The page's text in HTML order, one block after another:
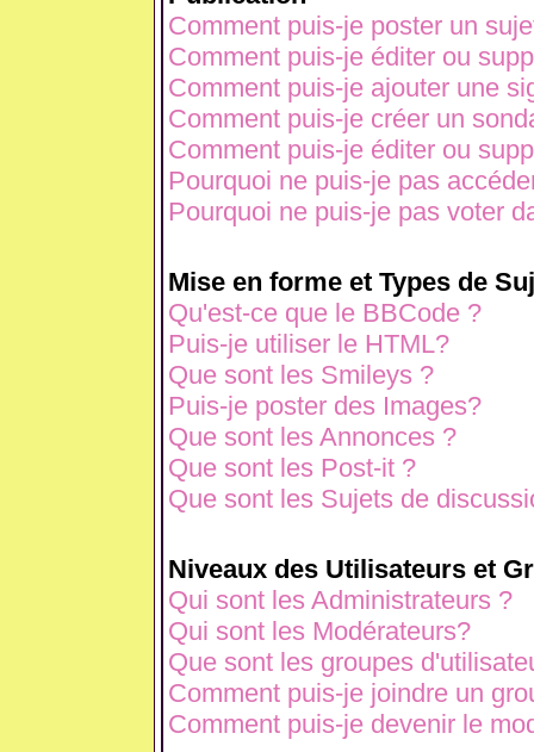
Comment puis-je poster un
Comment puis-je éditer ou
Comment puis-je ajouter une
Comment puis-je créer un
Comment puis-je éditer ou
Pourquoi ne puis-je pas
Pourquoi ne puis-je pas voter
Mise en forme et Types de
Qu'est-ce que le BBCode ?
Puis-je utiliser le HTML?
Que sont les Smileys ?
Puis-je poster des Images?
Que sont les Annonces ?
Que sont les Post-it ?
Que sont les Sujets de
Niveaux des Utilisateurs et
Qui sont les Administrateurs ?
Qui sont les Modérateurs?
Que sont les groupes
Comment puis-je joindre un
Comment puis-je devenir le